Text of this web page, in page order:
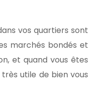
vos quartiers sont
marchés bondés et
et quand vous êtes
utile de bien vous